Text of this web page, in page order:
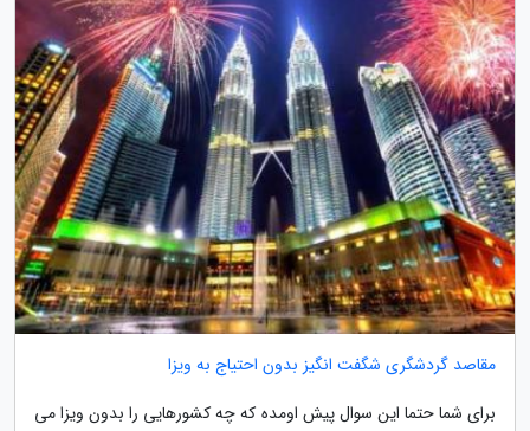
مقاصد گردشگری شگفت انگیز بدون احتیاج به ویزا
برای شما حتما این سوال پیش اومده که چه کشورهایی را بدون ویزا می